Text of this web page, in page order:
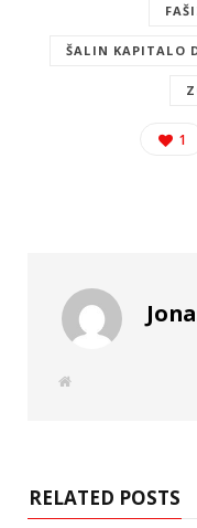
ŠALIN KAPITALO
1
W
RELATED POSTS